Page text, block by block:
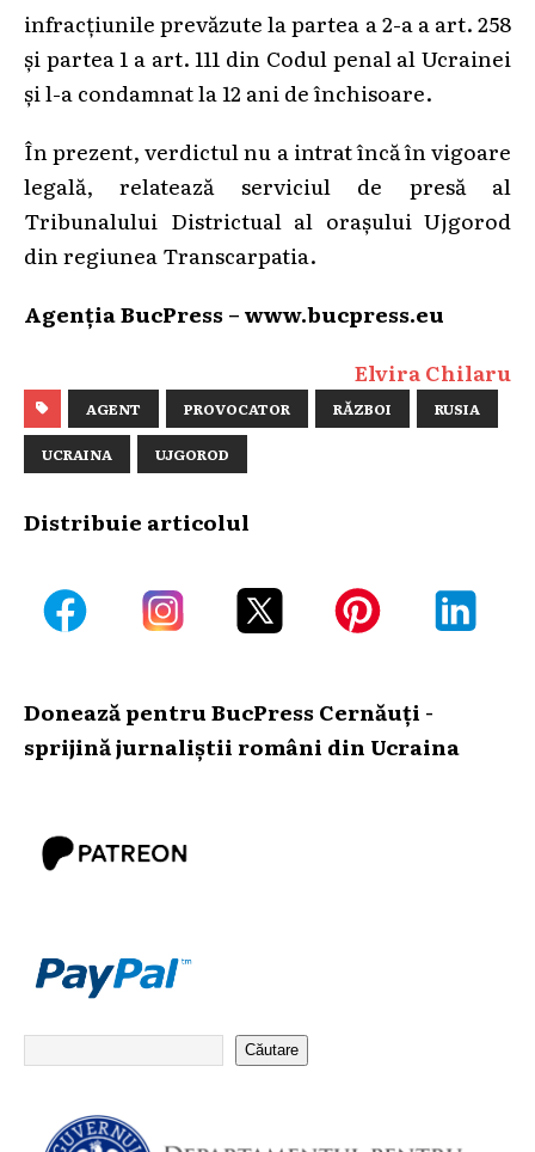
infracțiunile prevăzute la partea a 2-a a art. 258
și partea 1 a art. 111 din Codul penal al Ucrainei
și l-a condamnat la 12 ani de închisoare.
În prezent, verdictul nu a intrat încă în vigoare
legală, relatează serviciul de presă al
Tribunalului Districtual al orașului Ujgorod
din regiunea Transcarpatia.
Agenția BucPress – www.bucpress.eu
Elvira Chilaru
AGENT PROVOCATOR RĂZBOI RUSIA
UCRAINA UJGOROD
Distribuie articolul
Donează pentru BucPress Cernăuți -
sprijină jurnaliștii români din Ucraina
Căutare